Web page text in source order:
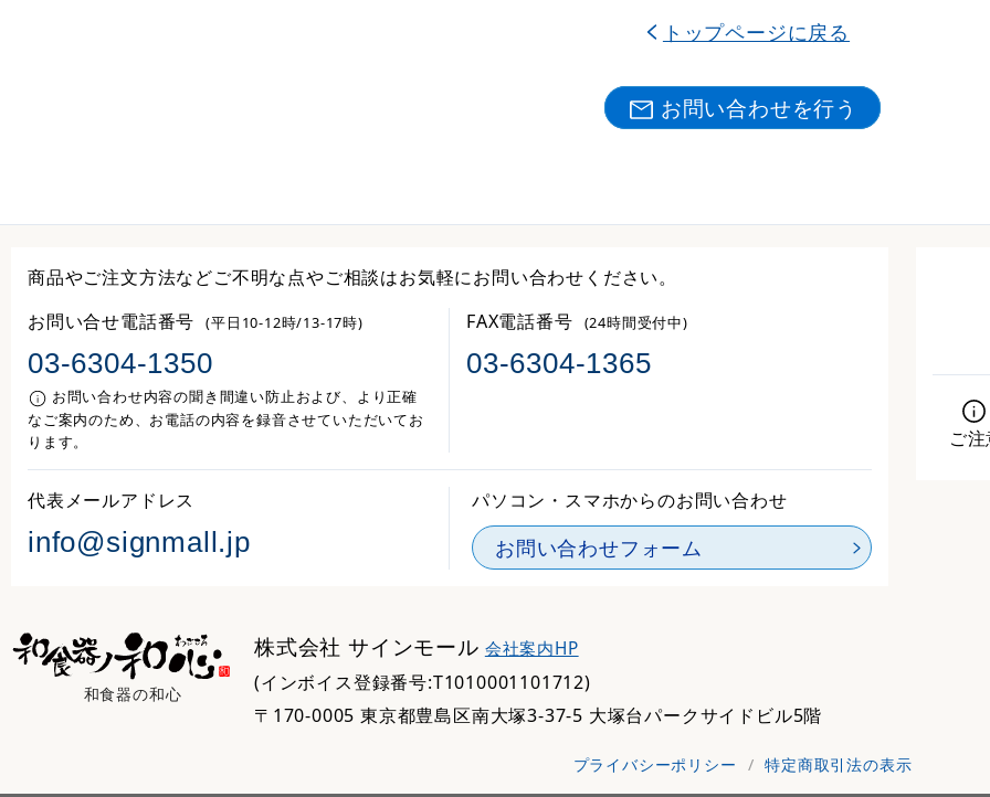
トップページに戻る
お問い合わせを行う
商品やご注文方法などご不明な点やご相談はお気軽にお問い合わせください。
お問い合せ電話番号
(平日10-12時/13-17時)
03-6304-1350
お問い合わせ内容の聞き間違い防止および、より正確
なご案内のため、お電話の内容を録音させていただいてお
ります。
FAX電話番号 (24時間受付中)
03-6304-1365
代表メールアドレス
info@signmall.jp
パソコン・スマホからのお問い合わせ
お問い合わせフォーム
ご
和食器の和心
株式会社 サインモール 会社案内HP
(インボイス登録番号:T1010001101712)
〒170-0005 東京都豊島区南大塚3-37-5 大塚台パークサイドビル5階
プライバシーポリシー / 特定商取引法の表示